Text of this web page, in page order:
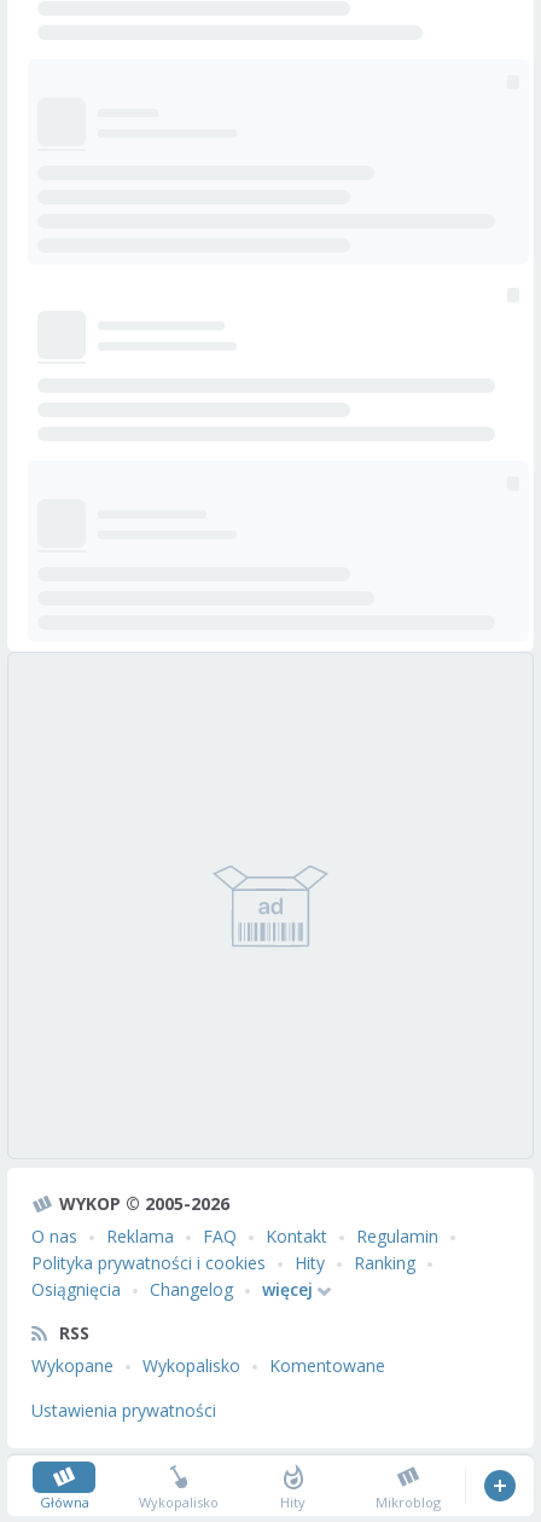
WYKOP © 2005-2026
O nas
Reklama FAQ Kontakt
Regulamin
Polityka prywatności i cookies
Hity
Ranking
Osiągnięcia
Changelog
więcej
RSS
Wykopane
Wykopalisko
Komentowane
Ustawienia prywatności
Główna Wykopalisko Hity Mikroblog